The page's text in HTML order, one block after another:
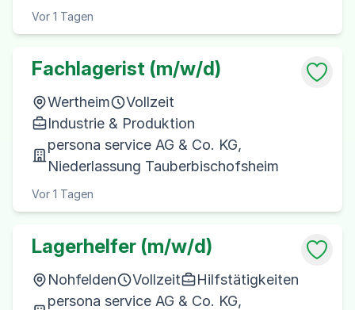
Vor 1 Tagen
Fachlagerist (m/w/d)
Wertheim
Vollzeit
Industrie & Produktion
persona service AG & Co. KG,
Niederlassung Tauberbischofsheim
Vor 1 Tagen
Lagerhelfer (m/w/d)
Nohfelden Vollzeit
Hilfstätigkeiten
persona service AG & Co. KG,